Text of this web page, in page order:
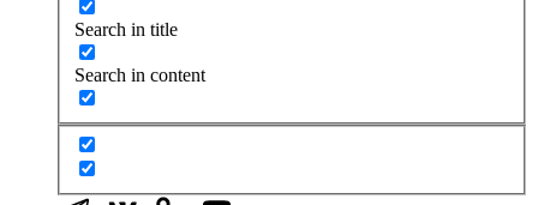
Search in title
Search in content